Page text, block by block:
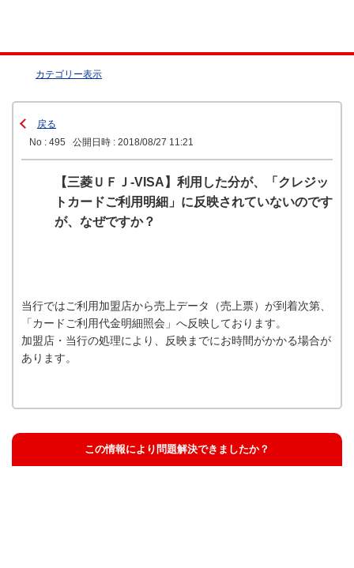
カテゴリー表示
戻る
No : 495
公開日時 : 2018/08/27 11:21
【三菱ＵＦＪ-VISA】利用した分が、「クレジッ
トカードご利用明細」に反映されていないのです
が、なぜですか？
当行ではご利用加盟店から売上データ（売上票）が到着次第、
「カードご利用代金明細照会」へ反映しております。
加盟店・当行の処理により、反映までにお時間がかかる場合が
あります。
この情報により問題解決できましたか？